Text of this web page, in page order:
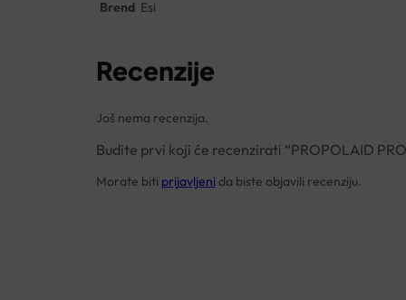
Brend Esi
Recenzije
Još nema recenzija.
Budite prvi koji će recenzirati “PROPOLAID
Morate biti prijavljeni da biste objavili recenziju.